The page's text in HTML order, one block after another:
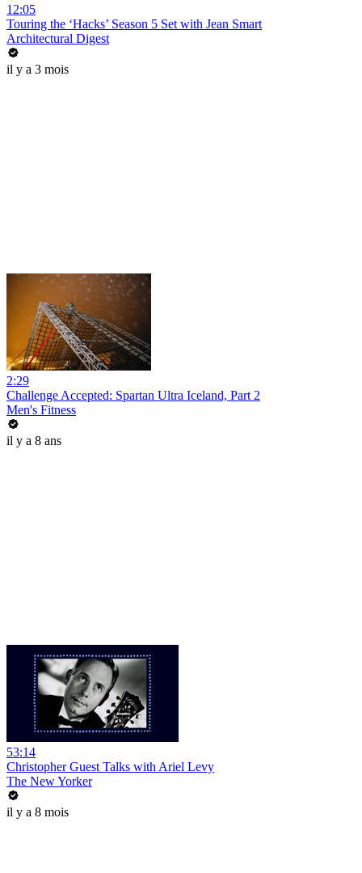
12:05
Touring the ‘Hacks’ Season 5 Set with Jean Smart
Architectural Digest
il y a 3 mois
2:29
Challenge Accepted: Spartan Ultra Iceland, Part 2
Men's Fitness
il y a 8 ans
53:14
Christopher Guest Talks with Ariel Levy
The New Yorker
il y a 8 mois